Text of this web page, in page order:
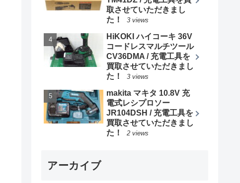
取させていただきまし
た！
3 views
HiKOKI ハイコーキ 36V
コードレスマルチツール
CV36DMA / 充電工具を
買取させていただきまし
た！
3 views
makita マキタ 10.8V 充
電式レシプロソー
JR104DSH / 充電工具を
買取させていただきまし
た！
2 views
アーカイブ